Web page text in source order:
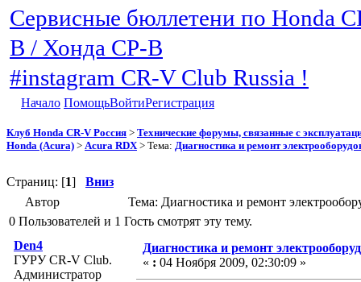
Сервисные бюллетени по Honda
В / Хонда СР-В
#instagram CR-V Club Russia !
Начало ПомощьВойтиРегистрация
Клуб Honda CR-V Россия > Технические форумы, связанные с
Honda (Acura) > Acura RDX > Тема: Диагностика и ремонт
Страниц: [1] Вниз
Автор
Тема: Диагностика и ремонт
0 Пользователей и 1 Гость смотрят эту тему.
Den4
ГУРУ CR-V Club.
Администратор
Диагностика и ремонт
« : 04 Ноября 2009, 02:30:09 »